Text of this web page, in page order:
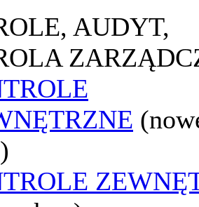
AUDYT,